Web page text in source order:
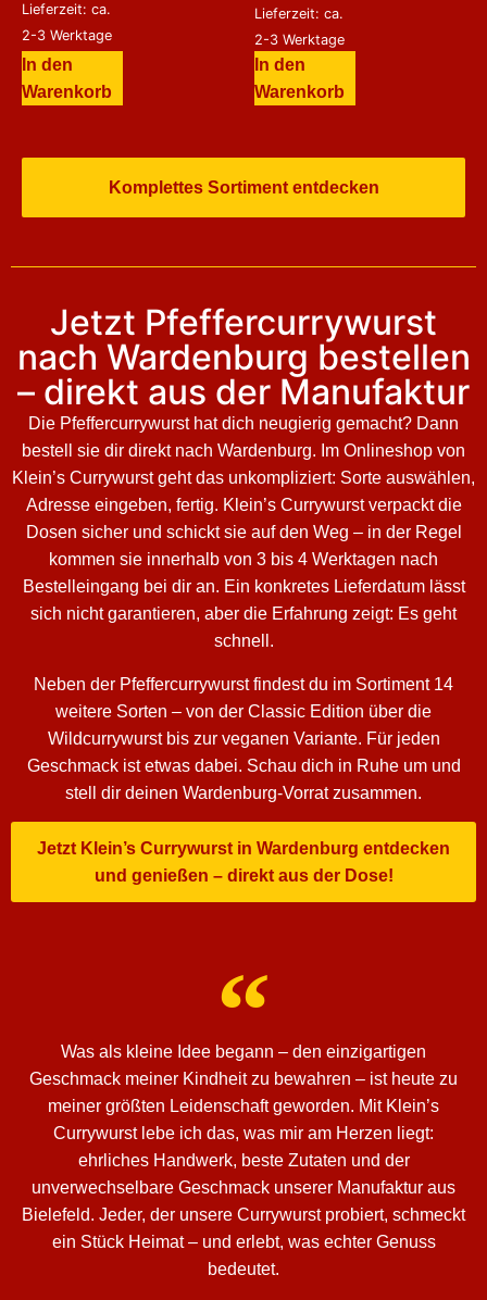
Lieferzeit: ca.
2-3 Werktage
In den
Warenkorb
Lieferzeit: ca.
2-3 Werktage
In den
Warenkorb
Komplettes Sortiment entdecken
Jetzt Pfeffercurrywurst
nach Wardenburg bestellen
– direkt aus der Manufaktur
Die Pfeffercurrywurst hat dich neugierig gemacht? Dann
bestell sie dir direkt nach Wardenburg. Im Onlineshop von
Klein’s Currywurst geht das unkompliziert: Sorte auswählen,
Adresse eingeben, fertig. Klein’s Currywurst verpackt die
Dosen sicher und schickt sie auf den Weg – in der Regel
kommen sie innerhalb von 3 bis 4 Werktagen nach
Bestelleingang bei dir an. Ein konkretes Lieferdatum lässt
sich nicht garantieren, aber die Erfahrung zeigt: Es geht
schnell.
Neben der Pfeffercurrywurst findest du im Sortiment 14
weitere Sorten – von der Classic Edition über die
Wildcurrywurst bis zur veganen Variante. Für jeden
Geschmack ist etwas dabei. Schau dich in Ruhe um und
stell dir deinen Wardenburg-Vorrat zusammen.
Jetzt Klein’s Currywurst in Wardenburg entdecken
und genießen – direkt aus der Dose!
Was als kleine Idee begann – den einzigartigen
Geschmack meiner Kindheit zu bewahren – ist heute zu
meiner größten Leidenschaft geworden. Mit Klein’s
Currywurst lebe ich das, was mir am Herzen liegt:
ehrliches Handwerk, beste Zutaten und der
unverwechselbare Geschmack unserer Manufaktur aus
Bielefeld. Jeder, der unsere Currywurst probiert, schmeckt
ein Stück Heimat – und erlebt, was echter Genuss
bedeutet.